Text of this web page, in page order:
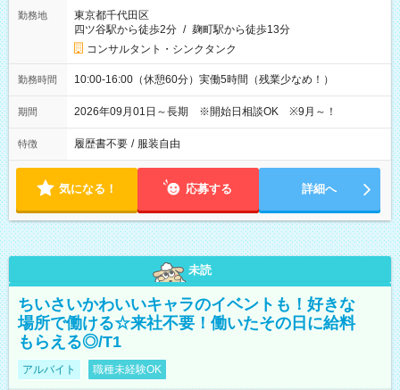
勤務地
東京都千代田区
四ツ谷駅から徒歩2分 / 麹町駅から徒歩13分
コンサルタント・シンクタンク
勤務時間 10:00-16:00（休憩60分）実働5時間（残業少なめ！）
期間 2026年09月01日～長期 ※開始日相談OK ※9月～！
特徴 履歴書不要 / 服装自由
気になる！ 応募する 詳細へ
未読
ちいさいかわいいキャラのイベントも！好きな
場所で働ける☆来社不要！働いたその日に給料
もらえる◎/T1
アルバイト 職種未経験OK